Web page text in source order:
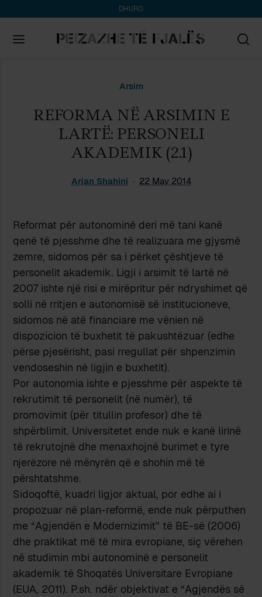
DHURO
Arsim
REFORMA NË ARSIMIN E
LARTË: PERSONELI
AKADEMIK (2.1)
Arjan Shahini 22 May 2014
Reformat për autonominë deri më tani kanë
qenë të pjesshme dhe të realizuara me gjysmë
zemre, sidomos për sa i përket çështjeve të
personelit akademik. Ligji i arsimit të lartë në
2007 ishte një risi e mirëpritur për ndryshimet që
solli në rritjen e autonomisë së institucioneve,
sidomos në atë financiare me vënien në
dispozicion të buxhetit të pakushtëzuar (edhe
përse pjesërisht, pasi rregullat për shpenzimin
vendoseshin në ligjin e buxhetit).
Por autonomia ishte e pjesshme për aspekte të
rekrutimit të personelit (në numër), të
promovimit (për titullin profesor) dhe të
shpërblimit. Universitetet ende nuk e kanë lirinë
të rekrutojnë dhe menaxhojnë burimet e tyre
njerëzore në mënyrën që e shohin më të
përshtatshme.
Sidoqoftë, kuadri ligjor aktual, por edhe ai i
propozuar në plan-reformë, ende nuk përputhen
me “Agjendën e Modernizimit” të BE-së (2006)
dhe praktikat më të mira evropiane, siç vërehen
në studimin mbi autonominë e personelit
akademik të Shoqatës Universitare Evropiane
(EUA, 2011). P.sh. ndër objektivat e “Agjendës së